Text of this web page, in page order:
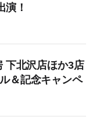
演！
下北沢店ほか3店
＆記念キャンペ